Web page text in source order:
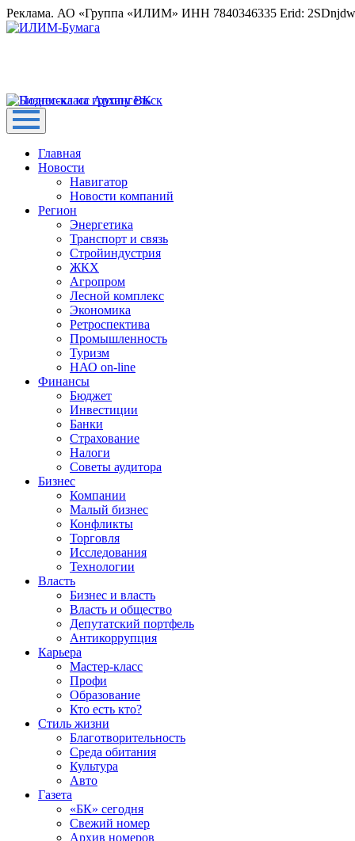
Реклама. АО «Группа «ИЛИМ» ИНН 7840346335 Erid:
Главная
Новости
Навигатор
Новости компаний
Регион
Энергетика
Транспорт и связь
Стройиндустрия
ЖКХ
Агропром
Лесной комплекс
Экономика
Ретроспектива
Промышленность
Туризм
НАО on-line
Финансы
Бюджет
Инвестиции
Банки
Страхование
Налоги
Советы аудитора
Бизнес
Компании
Малый бизнес
Конфликты
Торговля
Исследования
Технологии
Власть
Бизнес и власть
Власть и общество
Депутатский портфель
Антикоррупция
Карьера
Мастер-класс
Профи
Образование
Кто есть кто?
Стиль жизни
Благотворительность
Среда обитания
Культура
Авто
Газета
«БК» сегодня
Свежий номер
Архив номеров